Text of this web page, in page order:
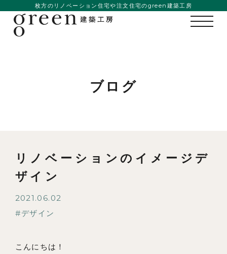
枚方のリノベーション住宅や注文住宅のgreen建築工房
ブログ
リノベーションのイメージデ
ザイン
2021.06.02
デザイン
こんにちは！